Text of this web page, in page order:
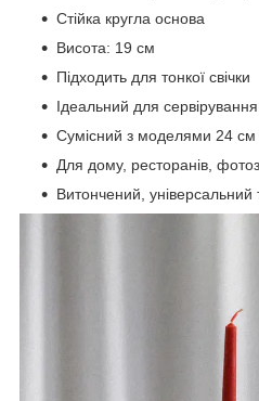
Стійка кругла основа
Висота: 19 см
Підходить для тонкої свічки
Ідеальний для
Сумісний з моделями 24 см
Для дому, ресторанів,
Витончений, універсальний